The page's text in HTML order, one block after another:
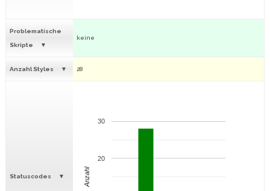
Problematische
Skripte
keine
Anzahl Styles 28
Statuscodes
20
30
Anzahl